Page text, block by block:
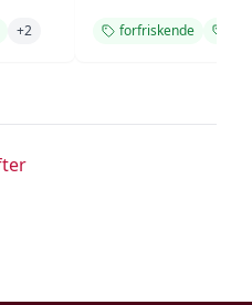
+2 forfriskende